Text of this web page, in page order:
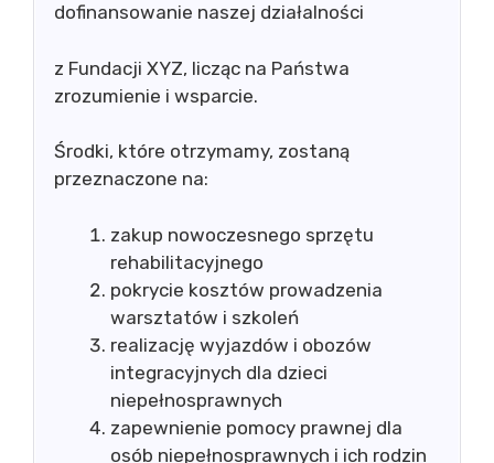
dofinansowanie naszej działalności
z Fundacji XYZ, licząc na Państwa
zrozumienie i wsparcie.
Środki, które otrzymamy, zostaną
przeznaczone na:
zakup nowoczesnego sprzętu
rehabilitacyjnego
pokrycie kosztów prowadzenia
warsztatów i szkoleń
realizację wyjazdów i obozów
integracyjnych dla dzieci
niepełnosprawnych
zapewnienie pomocy prawnej dla
osób niepełnosprawnych i ich rodzin